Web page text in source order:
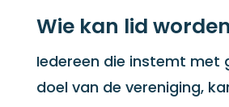
Wie kan lid
Iedereen die instemt met
doel van de vereniging,